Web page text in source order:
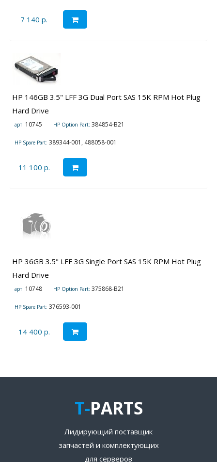
7 140 р.
HP 146GB 3.5" LFF 3G Dual Port SAS 15K RPM Hot Plug
Hard Drive
арт. 10745 HP Option Part: 384854-B21
HP Spare Part: 389344-001, 488058-001
11 100 р.
HP 36GB 3.5" LFF 3G Single Port SAS 15K RPM Hot Plug
Hard Drive
арт. 10748 HP Option Part: 375868-B21
HP Spare Part: 376593-001
14 400 р.
T-PARTS
Лидирующий поставщик
запчастей и комплектующих
для серверов